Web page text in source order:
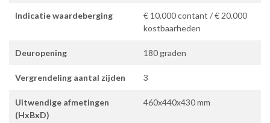
Indicatie waardeberging
€ 10.000 contant / € 20.000
kostbaarheden
Deuropening 180 graden
Vergrendeling aantal zijden 3
Uitwendige afmetingen
(HxBxD)
460x440x430 mm